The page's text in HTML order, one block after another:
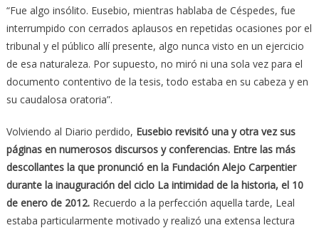
“Fue algo insólito. Eusebio, mientras hablaba de Céspedes, fue
interrumpido con cerrados aplausos en repetidas ocasiones por el
tribunal y el público allí presente, algo nunca visto en un ejercicio
de esa naturaleza. Por supuesto, no miró ni una sola vez para el
documento contentivo de la tesis, todo estaba en su cabeza y en
su caudalosa oratoria”.
Volviendo al Diario perdido, Eusebio revisitó una y otra vez sus
páginas en numerosos discursos y conferencias. Entre las más
descollantes la que pronunció en la Fundación Alejo Carpentier
durante la inauguración del ciclo La intimidad de la historia, el 10
de enero de 2012.Recuerdo a la perfección aquella tarde, Leal
estaba particularmente motivado y realizó una extensa lectura